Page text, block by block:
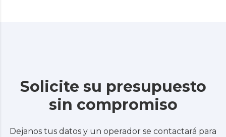
Solicite su presupuesto
sin compromiso
Dejanos tus datos y un operador se contactará para